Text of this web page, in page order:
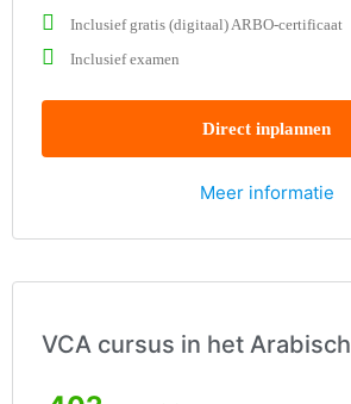
Inclusief gratis (digitaal) ARBO-certificaat
Inclusief examen
Direct inplannen
Meer informatie
VCA cursus in het Arabisch